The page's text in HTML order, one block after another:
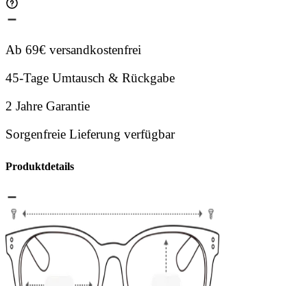
Ab 69€ versandkostenfrei
45-Tage Umtausch & Rückgabe
2 Jahre Garantie
Sorgenfreie Lieferung verfügbar
Produktdetails